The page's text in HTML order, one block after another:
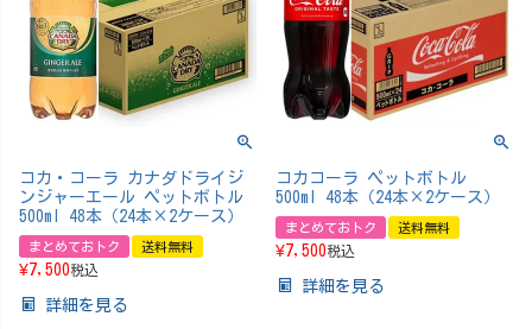
コカ・コーラ カナダドライジ
ンジャーエール ペットボトル
500ml 48本（24本×2ケース）
まとめておトク 送料無料
¥7,500税込
詳細を見る
コカコーラ ペットボトル
500ml 48本（24本×2ケース）
まとめておトク 送料無料
¥7,500税込
詳細を見る